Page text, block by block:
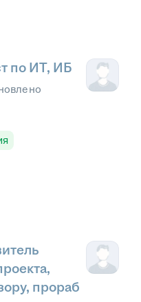
по ИТ, ИБ
прораб